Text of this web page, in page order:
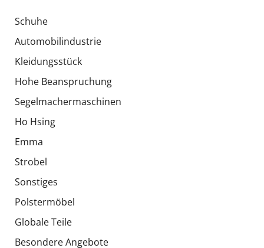
Schuhe
Automobilindustrie
Kleidungsstück
Hohe Beanspruchung
Segelmachermaschinen
Ho Hsing
Emma
Strobel
Sonstiges
Polstermöbel
Globale Teile
Besondere Angebote